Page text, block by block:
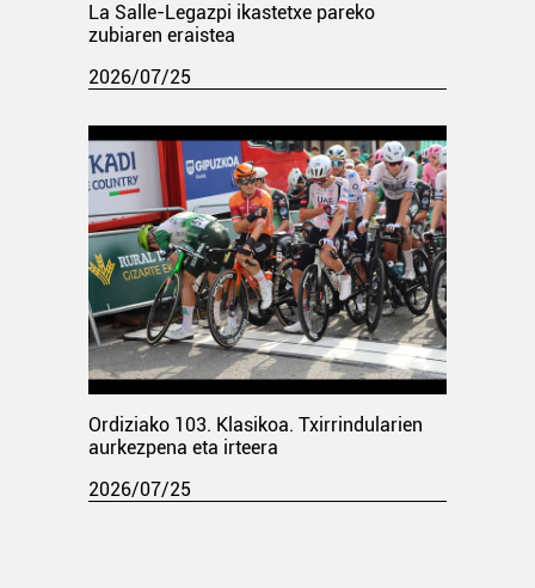
La Salle-Legazpi ikastetxe pareko
zubiaren eraistea
2026/07/25
Ordiziako 103. Klasikoa. Txirrindularien
aurkezpena eta irteera
2026/07/25